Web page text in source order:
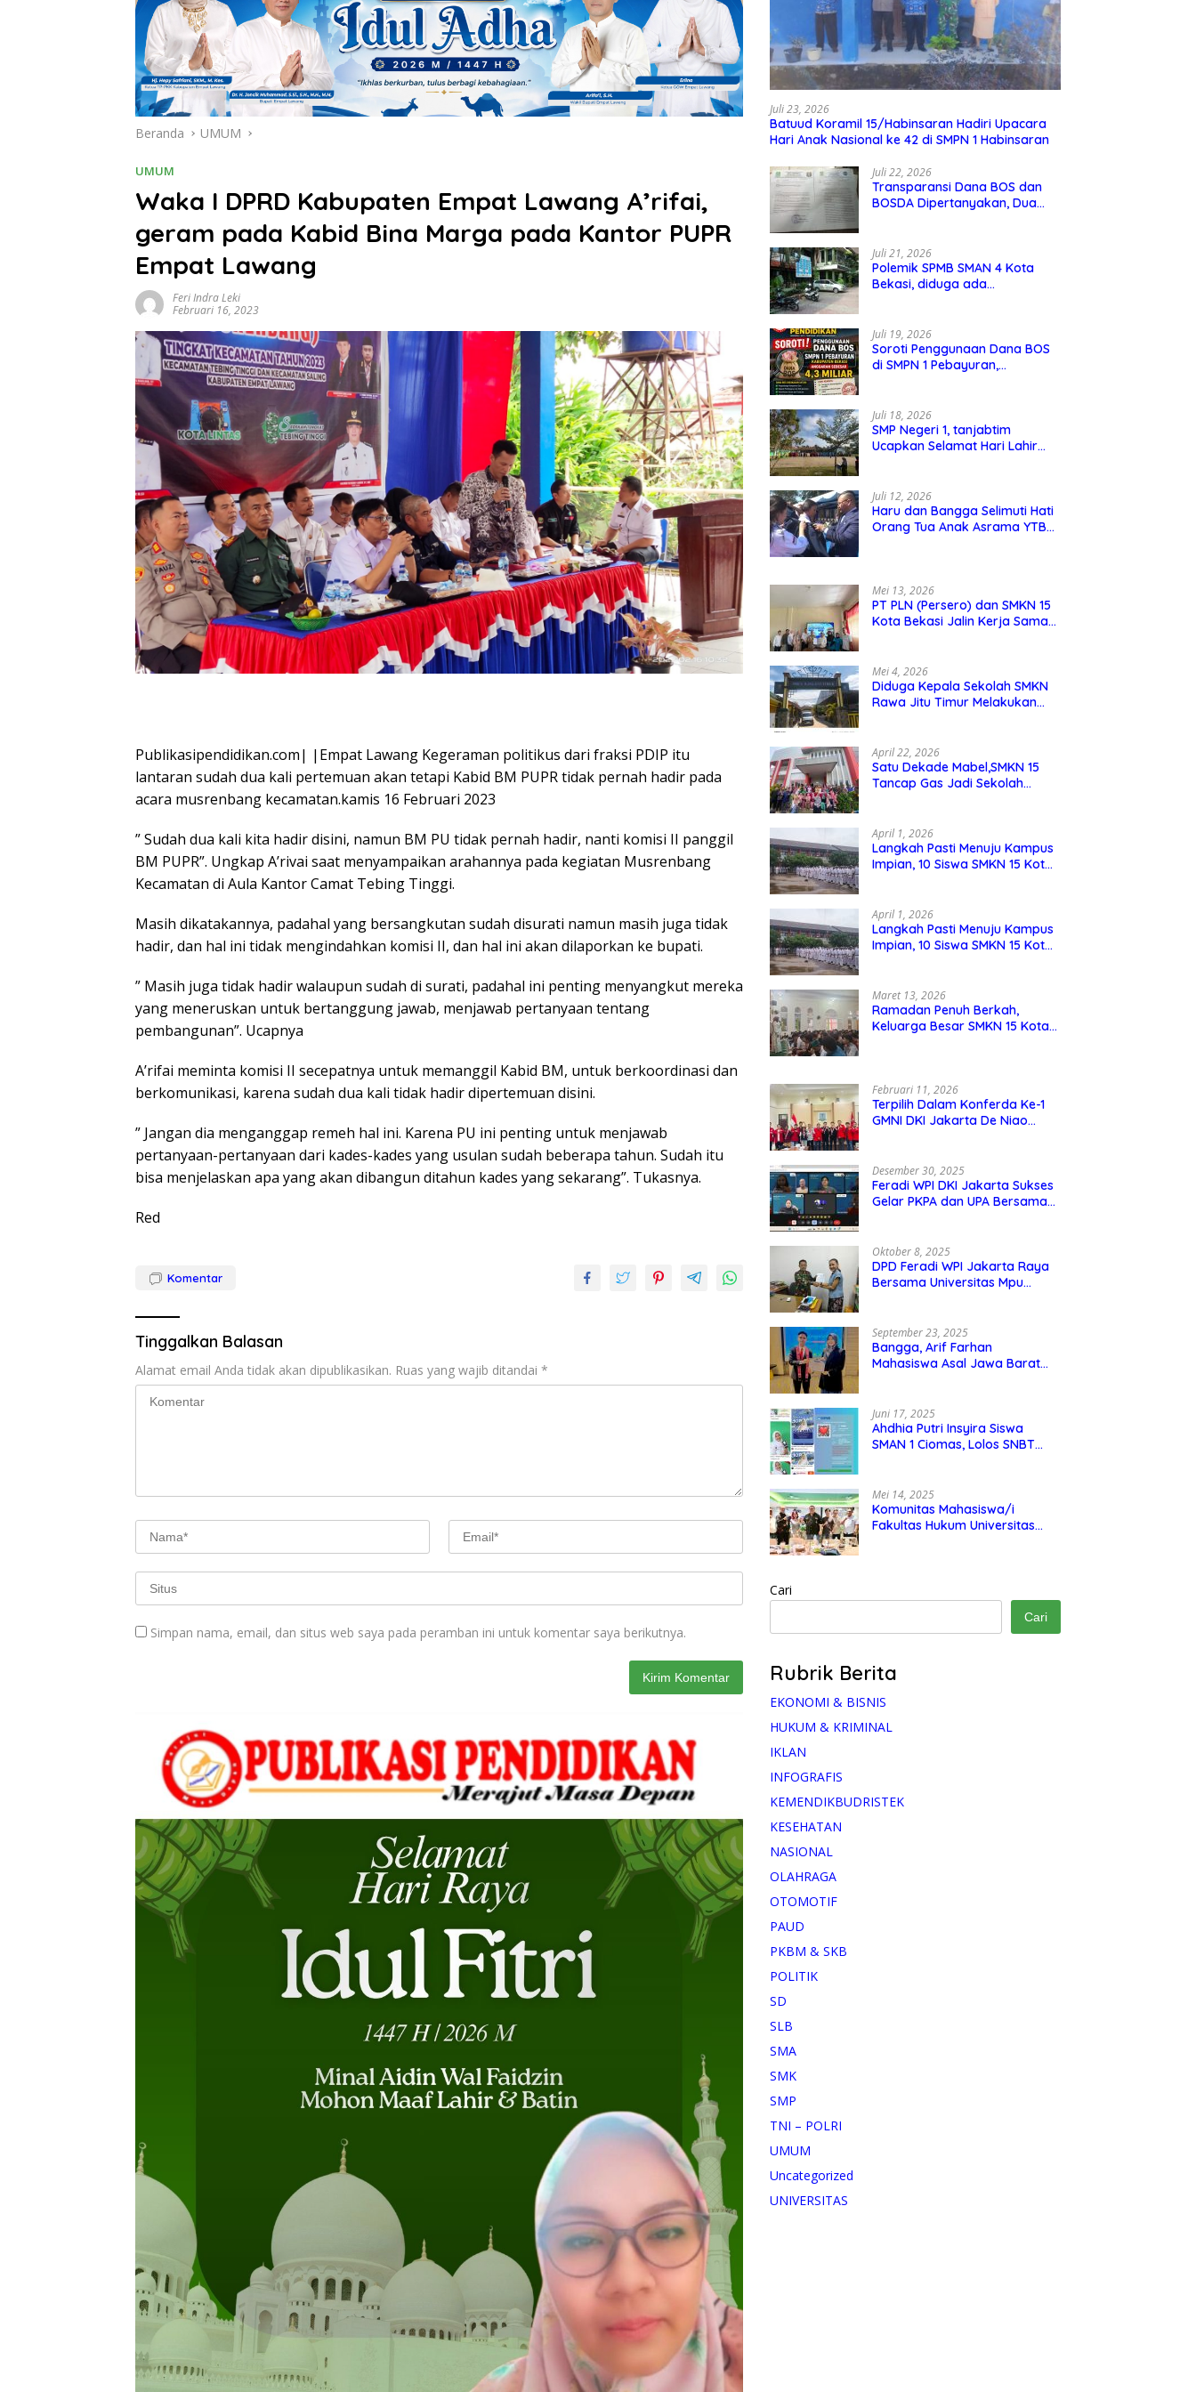
Beranda UMUM
UMUM
Waka I DPRD Kabupaten Empat Lawang A’rifai,
geram pada Kabid Bina Marga pada Kantor PUPR
Empat Lawang
Feri Indra Leki
Februari 16, 2023
Publikasipendidikan.com| |Empat Lawang Kegeraman politikus dari fraksi PDIP itu
lantaran sudah dua kali pertemuan akan tetapi Kabid BM PUPR tidak pernah hadir pada
acara musrenbang kecamatan.kamis 16 Februari 2023
” Sudah dua kali kita hadir disini, namun BM PU tidak pernah hadir, nanti komisi II panggil
BM PUPR”. Ungkap A’rivai saat menyampaikan arahannya pada kegiatan Musrenbang
Kecamatan di Aula Kantor Camat Tebing Tinggi.
Masih dikatakannya, padahal yang bersangkutan sudah disurati namun masih juga tidak
hadir, dan hal ini tidak mengindahkan komisi II, dan hal ini akan dilaporkan ke bupati.
” Masih juga tidak hadir walaupun sudah di surati, padahal ini penting menyangkut mereka
yang meneruskan untuk bertanggung jawab, menjawab pertanyaan tentang
pembangunan”. Ucapnya
A’rifai meminta komisi II secepatnya untuk memanggil Kabid BM, untuk berkoordinasi dan
berkomunikasi, karena sudah dua kali tidak hadir dipertemuan disini.
” Jangan dia menganggap remeh hal ini. Karena PU ini penting untuk menjawab
pertanyaan-pertanyaan dari kades-kades yang usulan sudah beberapa tahun. Sudah itu
bisa menjelaskan apa yang akan dibangun ditahun kades yang sekarang”. Tukasnya.
Red
Komentar
Tinggalkan Balasan
Alamat email Anda tidak akan dipublikasikan. Ruas yang wajib ditandai *
Simpan nama, email, dan situs web saya pada peramban ini untuk komentar saya berikutnya.
Juli 23, 2026
Batuud Koramil 15/Habinsaran Hadiri Upacara
Hari Anak Nasional ke 42 di SMPN 1 Habinsaran
Juli 22, 2026
Transparansi Dana BOS dan
BOSDA Dipertanyakan, Dua
Informasi ke PPID Dinas
Pendidikan
Juli 21, 2026
Polemik SPMB SMAN 4 Kota
Bekasi, diduga ada
masyarakat
Juli 19, 2026
Soroti Penggunaan Dana BOS
di SMPN 1 Pebayuran,
Juli 18, 2026
SMP Negeri 1, tanjabtim
Ucapkan Selamat Hari Lahir
Juli 12, 2026
Haru dan Bangga Selimuti Hati
Orang Tua Anak Asrama YTBS
Mei 13, 2026
PT PLN (Persero) dan SMKN 15
Kota Bekasi Jalin Kerja Sama
Mei 4, 2026
Diduga Kepala Sekolah SMKN
Rawa Jitu Timur Melakukan
April 22, 2026
Satu Dekade Mabel,SMKN 15
Tancap Gas Jadi Sekolah
April 1, 2026
Langkah Pasti Menuju Kampus
Impian, 10 Siswa SMKN 15 Kota
April 1, 2026
Langkah Pasti Menuju Kampus
Impian, 10 Siswa SMKN 15 Kota
Maret 13, 2026
Ramadan Penuh Berkah,
Keluarga Besar SMKN 15 Kota
Februari 11, 2026
Terpilih Dalam Konferda Ke-1
GMNI DKI Jakarta De Niao
Desember 30, 2025
Feradi WPI DKI Jakarta Sukses
Gelar PKPA dan UPA Bersama
Oktober 8, 2025
DPD Feradi WPI Jakarta Raya
Bersama Universitas Mpu
September 23, 2025
Bangga, Arif Farhan
Mahasiswa Asal Jawa Barat
Malaysia, dan Thailand
Juni 17, 2025
Ahdhia Putri Insyira Siswa
SMAN 1 Ciomas, Lolos SNBT
Mei 14, 2025
Komunitas Mahasiswa/i
Fakultas Hukum Universitas
Cari
Cari
Rubrik Berita
EKONOMI & BISNIS
HUKUM & KRIMINAL
IKLAN
INFOGRAFIS
KEMENDIKBUDRISTEK
KESEHATAN
NASIONAL
OLAHRAGA
OTOMOTIF
PAUD
PKBM & SKB
POLITIK
SD
SLB
SMA
SMK
SMP
TNI – POLRI
UMUM
Uncategorized
UNIVERSITAS